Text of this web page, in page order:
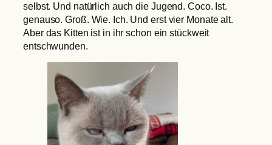
selbst. Und natürlich auch die Jugend. Coco. Ist.
genauso. Groß. Wie. Ich. Und erst vier Monate alt.
Aber das Kitten ist in ihr schon ein stückweit
entschwunden.